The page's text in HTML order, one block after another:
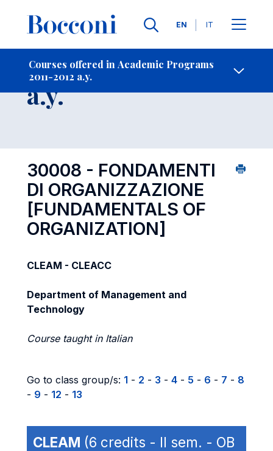
Languages
EN IT
Courses offered in Academic Programs
2011-2012 a.y.
- Contact Us
Course 2011-2012
a.y.
30008 - FONDAMENTI
DI ORGANIZZAZIONE
[FUNDAMENTALS OF
ORGANIZATION]
CLEAM - CLEACC
Department of Management and
Technology
Course taught in Italian
Go to class group/s: 1 - 2 - 3 - 4 - 5 - 6 - 7 - 8
- 9 - 12 - 13
CLEAM (6 credits - II sem. - OB